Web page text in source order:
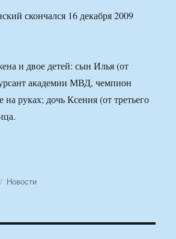
скончался 16 декабря 2009
и двое детей: сын Илья (от
академии МВД, чемпион
руках; дочь Ксения (от третьего
Рубрики
Новости